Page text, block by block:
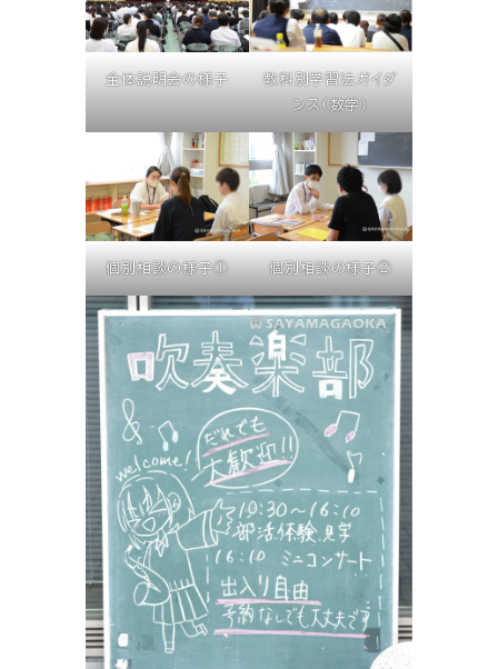
全体説明会の様子
教科別学習法ガイダ
ンス（数学）
個別相談の様子① 個別相談の様子②